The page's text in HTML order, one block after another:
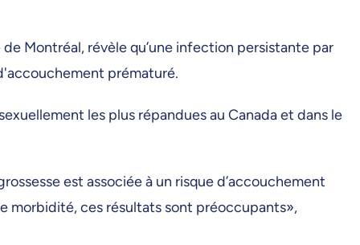
Montréal, révèle qu’une infection persistante par
prématuré.
les plus répandues au Canada et dans le
est associée à un risque d’accouchement
morbidité, ces résultats sont préoccupants»,